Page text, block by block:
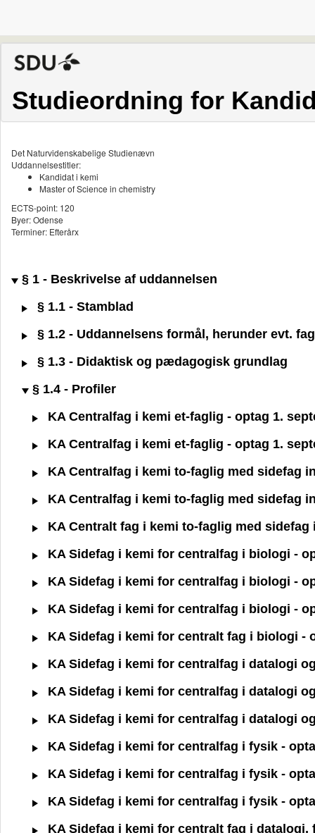
Studieordning for
Det Naturvidenskabelige Studienævn
Uddannelsestitler:
Kandidat i kemi
Master of Science in chemistry
ECTS-point: 120
Byer: Odense
Terminer: Efterårx
§ 1 - Beskrivelse af uddannelsen
§ 1.1 - Stamblad
§ 1.2 - Uddannelsens formål, herunder evt.
§ 1.3 - Didaktisk og pædagogisk grundlag
§ 1.4 - Profiler
KA Centralfag i kemi et-faglig - optag 1.
KA Centralfag i kemi et-faglig - optag 1.
KA Centralfag i kemi to-faglig med sidefag
KA Centralfag i kemi to-faglig med sidefag
KA Centralt fag i kemi to-faglig med
KA Sidefag i kemi for centralfag i biologi -
KA Sidefag i kemi for centralfag i biologi -
KA Sidefag i kemi for centralfag i biologi -
KA Sidefag i kemi for centralt fag i biologi -
KA Sidefag i kemi for centralfag i datalogi
KA Sidefag i kemi for centralfag i datalogi
KA Sidefag i kemi for centralfag i datalogi
KA Sidefag i kemi for centralfag i fysik -
KA Sidefag i kemi for centralfag i fysik -
KA Sidefag i kemi for centralfag i fysik -
KA Sidefag i kemi for centralt fag i